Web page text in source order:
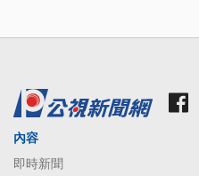
內容
即時新聞